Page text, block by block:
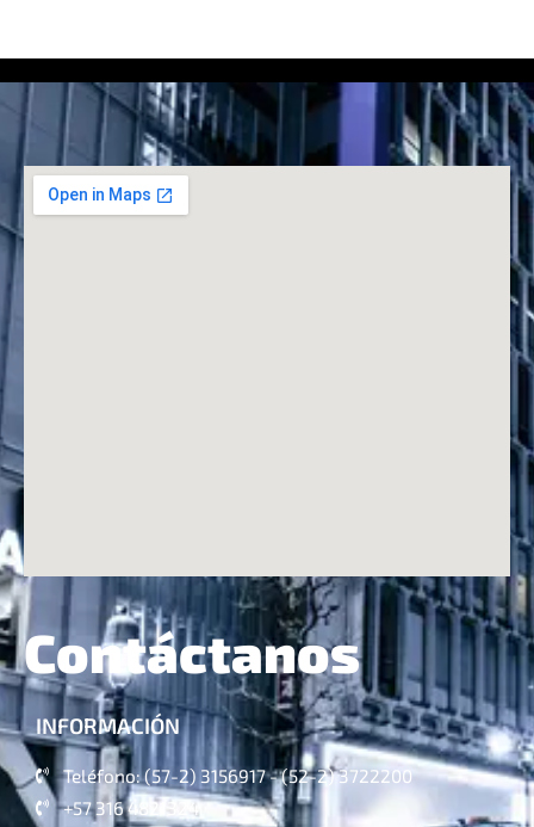
Contáctanos
INFORMACIÓN
Teléfono: (57-2) 3156917 - (52-2) 3722200
+57 316 4821324